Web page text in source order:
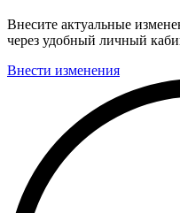
Внесите актуальные
через удобный личный
Внести изменения